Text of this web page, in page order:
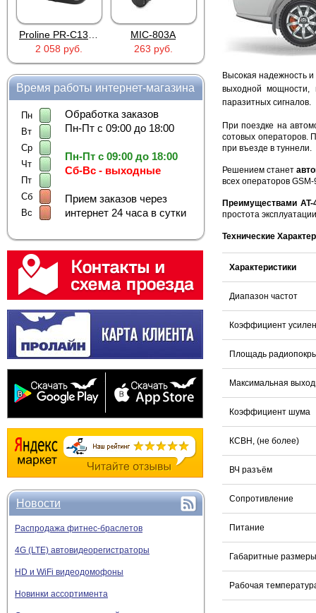
2 058 руб.
MIC-803A
263 руб.
4PIN(п)/2RCA(м)+DJK-11(п)
Время работы интернет-магазина
Пн
Вт
Ср
Чт
Пт
Сб
Вс
Обработка заказов
Пн-Пт с 09:00 до 18:00
Пн-Пт с 09:00 до 18:00
Сб-Вс - выходные
Прием заказов через
интернет 24 часа в сутки
Новости
Распродажа фитнес-браслетов
4G (LTE) автовидеорегистраторы
HD и WiFi видеодомофоны
Новинки ассортимента
Высокая надежность и
выходной мощности,
паразитных сигналов.
При поездке на
сотовых операторов.
при въезде в туннели.
Решением станет
всех операторов
Преимуществами AT-
простота
Технические
Характеристики
Диапазон частот
Коэффициент
Площадь
Максимальная
Коэффициент шума
КСВН, (не более)
ВЧ разъём
Сопротивление
Питание
Габаритные размеры
Рабочая